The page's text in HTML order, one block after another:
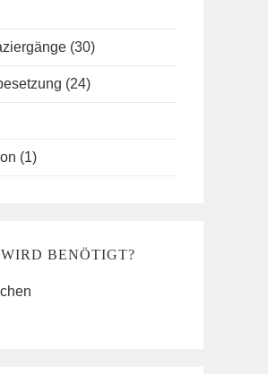
(30)
(24)
(1)
BENÖTIGT?